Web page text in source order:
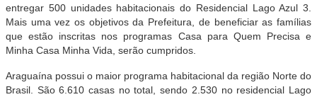
entregar 500 unidades habitacionais do Residencial Lago Azul 3.
Mais uma vez os objetivos da Prefeitura, de beneficiar as famílias
que estão inscritas nos programas Casa para Quem Precisa e
Minha Casa Minha Vida, serão cumpridos.
Araguaína possui o maior programa habitacional da região Norte do
Brasil. São 6.610 casas no total, sendo 2.530 no residencial Lago